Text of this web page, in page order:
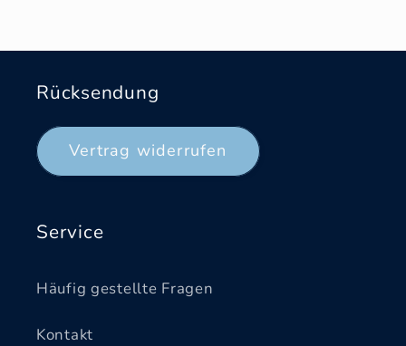
Rücksendung
Vertrag widerrufen
Service
Häufig gestellte Fragen
Kontakt